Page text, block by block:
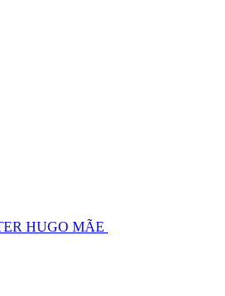
HUGO MÃE